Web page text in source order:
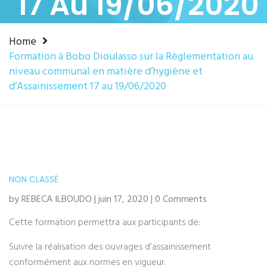
Home
Formation à Bobo Dioulasso sur la Règlementation au
niveau communal en matière d’hygiène et
d’Assainissement 17 au 19/06/2020
NON CLASSÉ
by REBECA ILBOUDO | juin 17, 2020 | 0 Comments
Cette formation permettra aux participants de:
Suivre la réalisation des ouvrages d’assainissement
conformément aux normes en vigueur.